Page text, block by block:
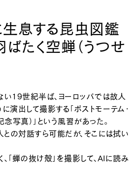
息する昆虫図鑑
ばたく空蝉（うつせ
い19世紀半ば、ヨーロッパでは故人
演出して撮影する「ポストモーテム・
念写真）」という風習があった。
の対話すら可能だが、そこには拭い
「蝉の抜け殻」を撮影して、AIに読み